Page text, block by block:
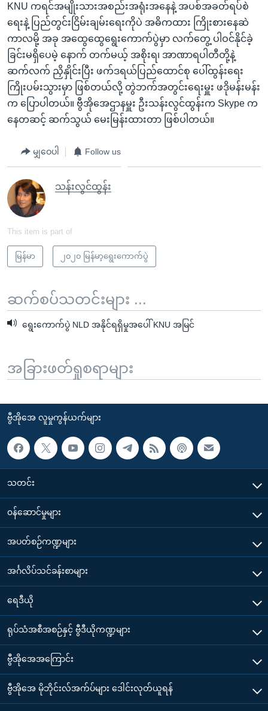
ရန်
ရှာဖွေ
ရန်
နေရာ
သို့
ကျော်
ရန်
ဘာသာစကားများ
KNU ကရင်အမျိုးသားအစည်းအရုံးအနေနဲ့ အပစ်အခတ်ရပ်စဲ
ရေးနဲ့ ပြည်တွင်းငြိမ်းချမ်းရေးကိုပဲ အဓိကထား ကြိုးစားနေဆဲ
ကာလမို့ အခု အထွေထွေရွေးကောက်ပွဲမှာ လက်တွေ့ ပါဝင်နိုင်ခဲ့
ခြင်းမရှိပေမဲ့ နောက် တက်မယ့် အစိုးရ၊ အာဏာရပါတီတို့နဲ့
ဆက်လက် ညှိနှိုင်းပြီး ဖက်ဒရယ်ပြည်ထောင်စု ပေါ်ထွန်းရေး
ကြိုးပမ်းသွားမှာ ဖြစ်တယ်လို့ တွဲဘက်အတွင်းရေးမှူး ဖဒိုမန်းမန်း
က ပြောပါတယ်။ ဗွီအိုအေဌာနမှူး ဦးသန်းလွင်ထွန်းက Skype က
နေတဆင့် ဆက်သွယ် မေးမြန်းထားတာ ဖြစ်ပါတယ်။
မျှဝေပါ Follow us
သန်းလွင်ထွန်း
This item is part of
မြန်မာ ၂၀၂၀ မြန်မာ့ရွေးကောက်ပွဲ
ဆက်စပ်သတင်းများ ...
ရွေးကောက်ပွဲ NLD အနိုင်ရရှိမှုအပေါ် KNU အမြင်
အခြားဖတ်ရှုစရာများ
ဗွီအိုအေ လူမှုကွန်ယက်များ
သတင်း
၀န်ဆောင်မှုများ
အပတ်စဉ်ကဏ္ဍများ
အင်္ဂလိပ်သင်ခန်းစာများ
ရေဒီယို
ရုပ်သံအစီအစဉ်နှင့် ဗွီဒီယိုကဏ္ဍများ
ဗွီအိုအေအကြောင်း
ဗွီအိုအေ မိုဘိုင်းလ်အက်ပ်များ ဒေါင်းလုတ်ယူရန်